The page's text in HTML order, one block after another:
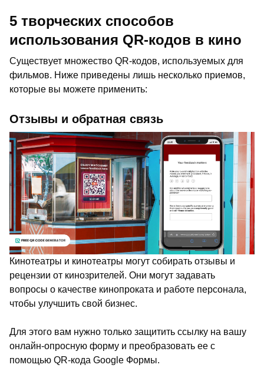
5 творческих способов
использования QR-кодов в кино
Существует множество QR-кодов, используемых для
фильмов. Ниже приведены лишь несколько приемов,
которые вы можете применить:
Отзывы и обратная связь
Кинотеатры и кинотеатры могут собирать отзывы и
рецензии от кинозрителей. Они могут задавать
вопросы о качестве кинопроката и работе персонала,
чтобы улучшить свой бизнес.
Для этого вам нужно только защитить ссылку на вашу
онлайн-опросную форму и преобразовать ее с
помощью QR-кода Google Формы.